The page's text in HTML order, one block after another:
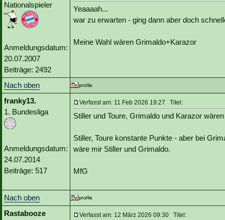
Nationalspieler
Anmeldungsdatum:
20.07.2007
Beiträge: 2492
Yeaaaah...
war zu erwarten - ging dann aber doch
Meine Wahl wären Grimaldo+Karazor
Nach oben
franky13.
1. Bundesliga
Anmeldungsdatum:
24.07.2014
Beiträge: 517
Verfasst am: 11 Feb 2026 19:27 Titel:
Stiller und Toure, Grimaldo und Karazor
Stiller, Toure konstante Punkte - aber bei
wäre mir Stiller und Grimaldo.
MfG
Nach oben
Rastabooze
Verfasst am: 12 März 2026 09:30 Titel: